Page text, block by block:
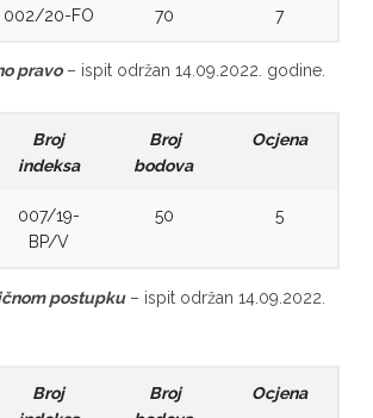
002/20-FO 70 7
pravo– ispit održan 14.09.2022. godine.
Broj
indeksa
Broj
bodova
Ocjena
007/19-
BP/V
50 5
postupku– ispit održan 14.09.2022.
Broj
Broj
Ocjena